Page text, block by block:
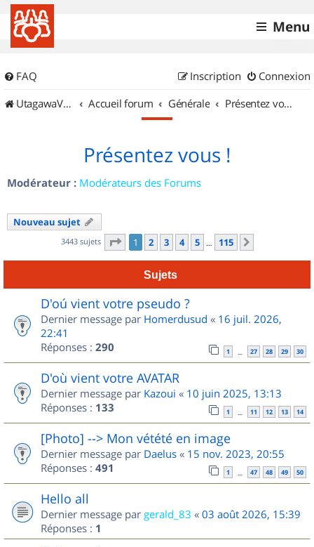
Menu
FAQ Connexion
Inscription
UtagawaVTT (Randos VTT et VTTAE avec traces GPS)
Accueil forum Générale Présentez vous !
Présentez vous !
Modérateur : Modérateurs des Forums
Nouveau sujet
3443 sujets Page 1sur 115
1 2 3 4 5 … 115
Sujets
D'oú vient votre pseudo ?
Dernier message par Homerdusud « 16 juil. 2026,
22:41
Réponses : 290 1 … 27 28 29 30
D'où vient votre AVATAR
Dernier message par Kazoui « 10 juin 2025, 13:13
Réponses : 133 1 … 11 12 13 14
[Photo] --> Mon vétété en image
Dernier message par Daelus « 15 nov. 2023, 20:55
Réponses : 491 1 … 47 48 49 50
Hello all
Dernier message par gerald_83 « 03 août 2026, 15:39
Réponses : 1